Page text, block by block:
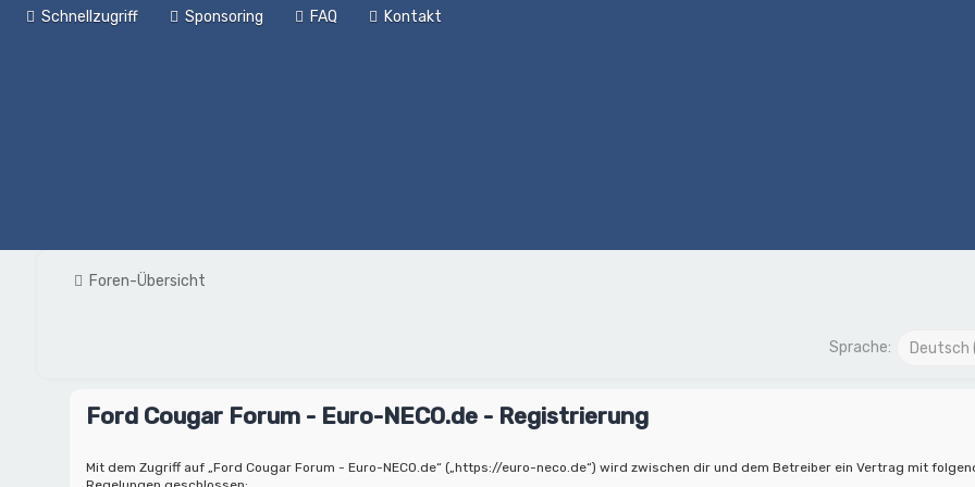
Schnellzugriff Sponsoring FAQ Kontakt
Foren-Übersicht
Sprache:
Ford Cougar Forum - Euro-NECO.de - Registrierung
Mit dem Zugriff auf „Ford Cougar Forum - Euro-NECO.de“ („https://euro-neco.de“) wird zwischen dir und dem Betreiber ein Vertrag mit